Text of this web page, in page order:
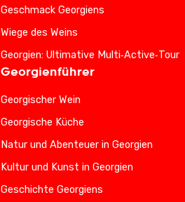
Geschmack Georgiens
Wiege des Weins
Georgien: Ultimative Multi‑Active‑Tour
Georgienführer
Georgischer Wein
Georgische Küche
Natur und Abenteuer in Georgien
Kultur und Kunst in Georgien
Geschichte Georgiens